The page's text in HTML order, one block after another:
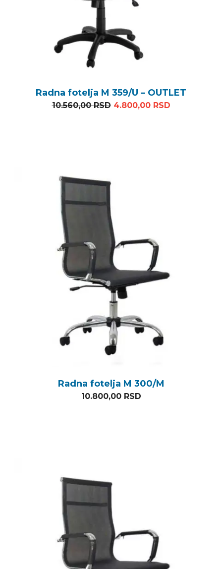
Radna fotelja M 359/U – OUTLET
10.560,00RSD Originalna cena je bila:
4.800,00 RSDTrenutna
Radna fotelja M 300/M
10.800,00 RSD